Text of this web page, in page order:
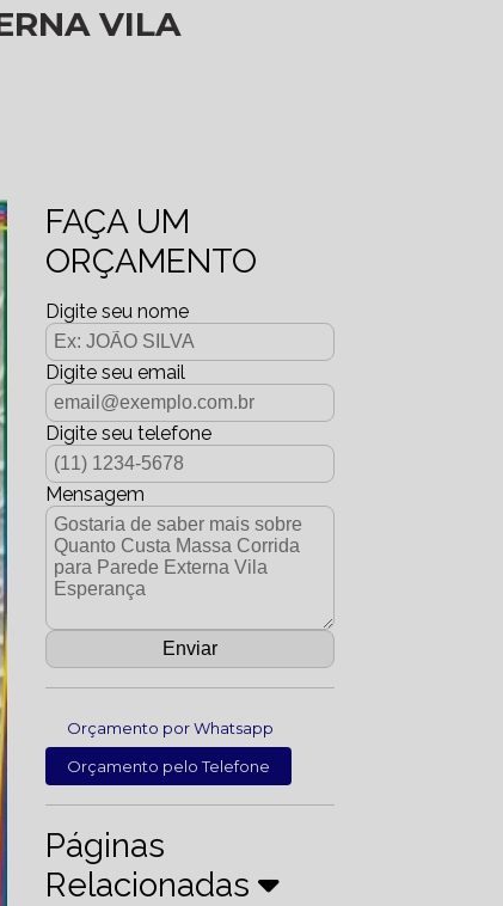
VILA
FAÇA UM
ORÇAMENTO
Digite seu nome
Digite seu email
Digite seu telefone
Mensagem
Orçamento por Whatsapp
Orçamento pelo Telefone
Páginas
Relacionadas